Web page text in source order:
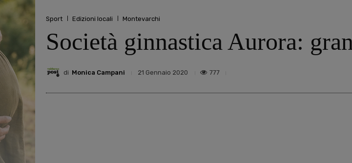
Sport Edizioni locali Montevarchi
Società ginnastica Aurora:
di Monica Campani 21 Gennaio 2020 777